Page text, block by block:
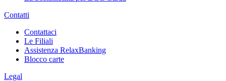
Contatti
Contattaci
Le Filiali
Assistenza RelaxBanking
Blocco carte
Legal